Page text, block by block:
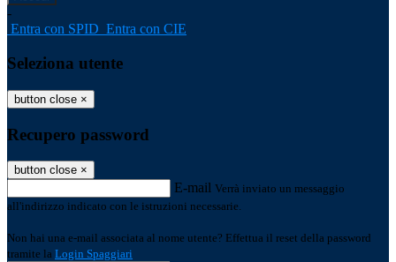
-
Entra con SPID Entra con CIE
Seleziona utente
button close ×
Recupero password
button close ×
E-mail Verrà inviato un messaggio
all'indirizzo indicato con le istruzioni necessarie.
Non hai una e-mail associata al nome utente? Effettua il reset della password
tramite la Login Spaggiari